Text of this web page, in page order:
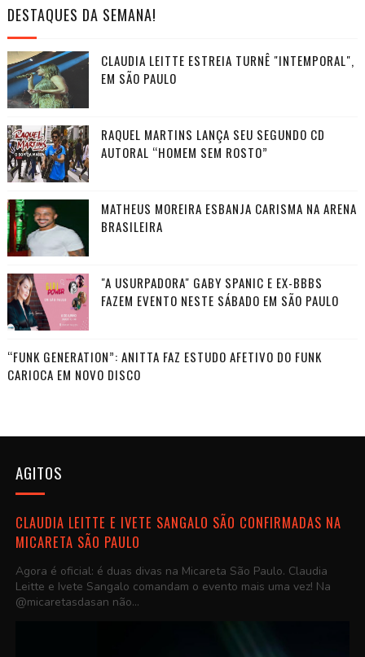
DESTAQUES DA SEMANA!
CLAUDIA LEITTE ESTREIA TURNÊ "INTEMPORAL",
EM SÃO PAULO
RAQUEL MARTINS LANÇA SEU SEGUNDO CD
AUTORAL “HOMEM SEM ROSTO”
MATHEUS MOREIRA ESBANJA CARISMA NA ARENA
BRASILEIRA
"A USURPADORA" GABY SPANIC E EX-BBBS
FAZEM EVENTO NESTE SÁBADO EM SÃO PAULO
“FUNK GENERATION”: ANITTA FAZ ESTUDO AFETIVO DO FUNK
CARIOCA EM NOVO DISCO
AGITOS
CLAUDIA LEITTE E IVETE SANGALO SÃO CONFIRMADAS NA
MICARETA SÃO PAULO
Agora é oficial: é duas divas na Micareta São Paulo. Claudia
Leitte e Ivete Sangalo comandam o evento mais uma vez! Na
@micaretasdasan não...